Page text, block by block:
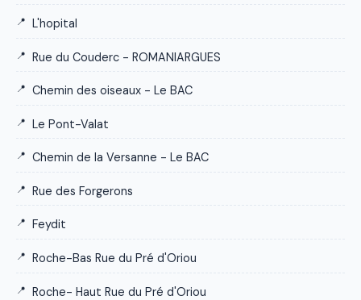
L'hopital
Rue du Couderc - ROMANIARGUES
Chemin des oiseaux - Le BAC
Le Pont-Valat
Chemin de la Versanne - Le BAC
Rue des Forgerons
Feydit
Roche-Bas Rue du Pré d'Oriou
Roche- Haut Rue du Pré d'Oriou